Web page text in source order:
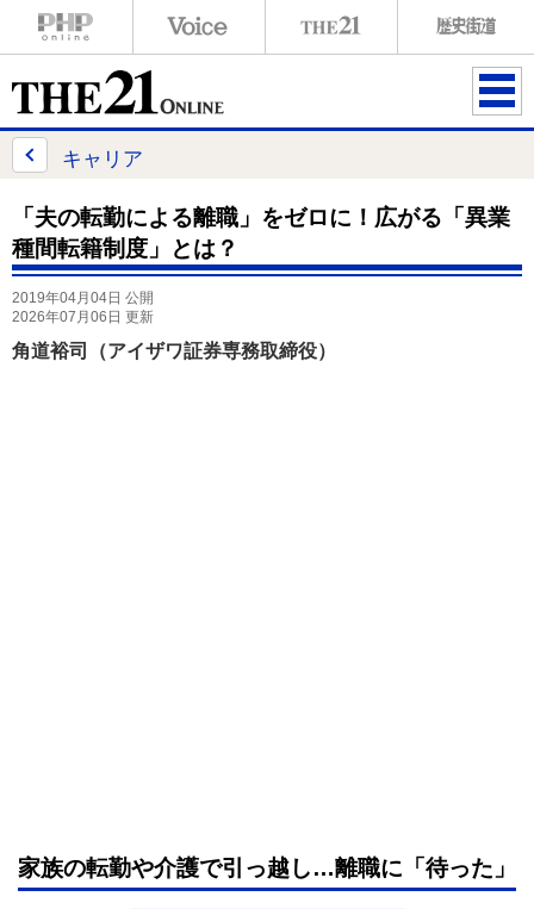
ME
キャリア
「夫の転勤による離職」をゼロに！広がる「異業
種間転籍制度」とは？
2019年04月04日 公開
2026年07月06日 更新
角道裕司（アイザワ証券専務取締役）
家族の転勤や介護で引っ越し…離職に「待った」